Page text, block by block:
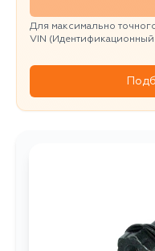
Для максимально
VIN (Идентификационный